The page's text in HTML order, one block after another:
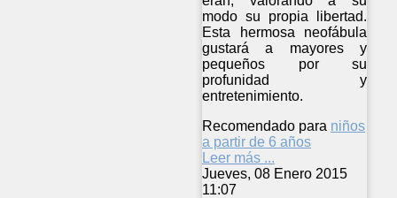
modo su propia libertad.
Esta hermosa neofábula
gustará a mayores y
pequeños por su
profunidad y
entretenimiento.
Recomendado para niños
a partir de 6 años
Leer más ...
Jueves, 08 Enero 2015
11:07